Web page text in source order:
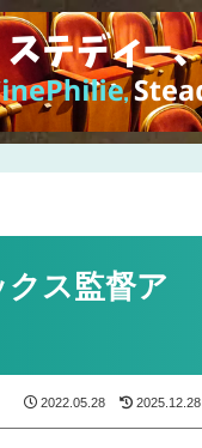
クス監督ア
2022.05.28 2025.12.28